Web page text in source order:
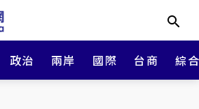
政治 兩岸 國際 台商 綜